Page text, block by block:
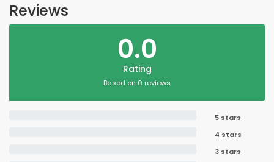
Reviews
0.0
Rating
Based on 0 reviews
5 stars
4 stars
3 stars